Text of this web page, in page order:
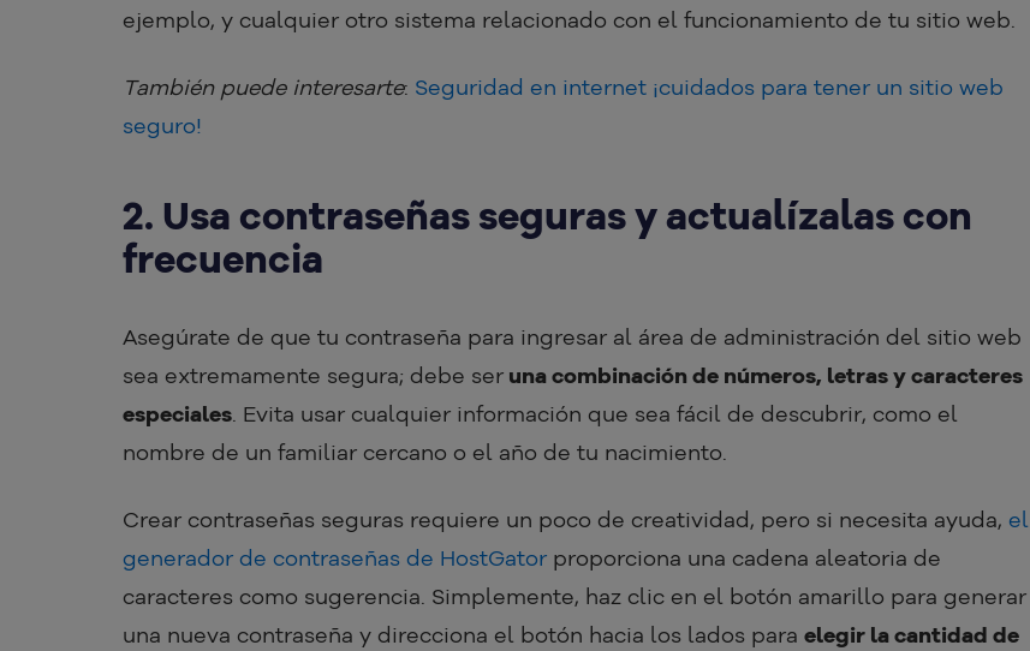
ejemplo, y cualquier otro sistema relacionado con el funcionamiento de tu sitio web.
También puede interesarte: Seguridad en internet ¡cuidados para tener un sitio web
seguro!
2. Usa contraseñas seguras y actualízalas con
frecuencia
Asegúrate de que tu contraseña para ingresar al área de administración del sitio web
sea extremamente segura; debe ser una combinación de números, letras y caracteres
especiales. Evita usar cualquier información que sea fácil de descubrir, como el
nombre de un familiar cercano o el año de tu nacimiento.
Crear contraseñas seguras requiere un poco de creatividad, pero si necesita ayuda, el
generador de contraseñas de HostGator proporciona una cadena aleatoria de
caracteres como sugerencia. Simplemente, haz clic en el botón amarillo para generar
una nueva contraseña y direcciona el botón hacia los lados para elegir la cantidad de